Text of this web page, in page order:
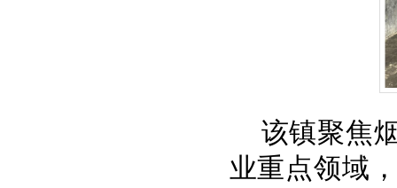
该镇聚焦
业重点领域